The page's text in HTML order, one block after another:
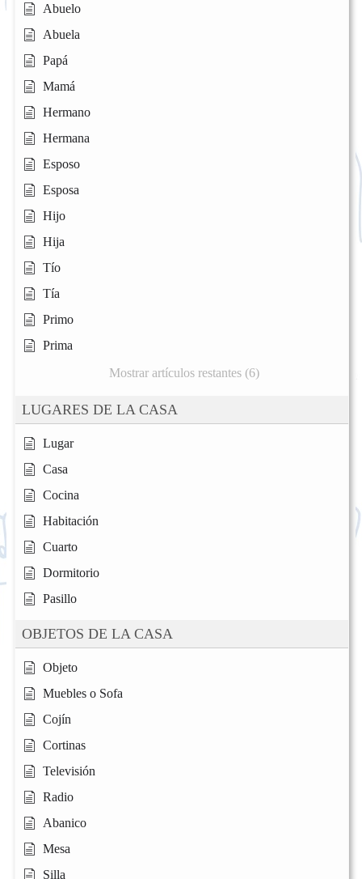
Abuelo
Abuela
Papá
Mamá
Hermano
Hermana
Esposo
Esposa
Hijo
Hija
Tío
Tía
Primo
Prima
Mostrar artículos restantes (6)
LUGARES DE LA CASA
Lugar
Casa
Cocina
Habitación
Cuarto
Dormitorio
Pasillo
OBJETOS DE LA CASA
Objeto
Muebles o Sofa
Cojín
Cortinas
Televisión
Radio
Abanico
Mesa
Silla